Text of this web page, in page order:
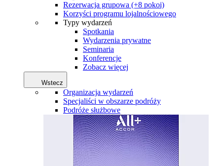
Rezerwacja grupowa (+8 pokoi)
Korzyści programu lojalnościowego
Typy wydarzeń
Spotkania
Wydarzenia prywatne
Seminaria
Konferencje
Zobacz więcej
Wstecz
Organizacja wydarzeń
Specjaliści w obszarze podróży
Podróże służbowe